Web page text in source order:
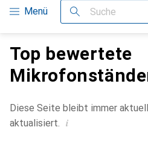
Navigation nach Kategorien
Menü Suche
Top bewertete
Diese Seite bleibt immer
aktualisiert. i